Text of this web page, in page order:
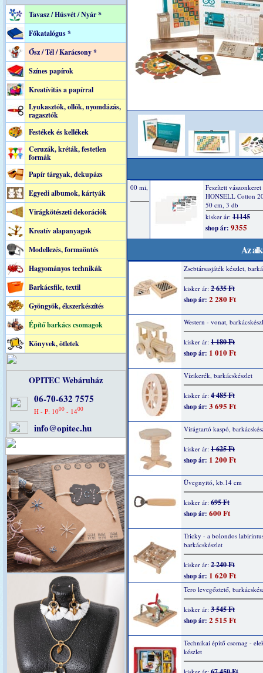
Tavasz / Húsvét / Nyár *
Főkatalógus *
Ősz / Tél / Karácsony *
Színes papírok
Kreatívitás a papírral
Lyukasztók, ollók, nyomdázás,
ragasztók
Festékek és kellékek
Ceruzák, kréták, festetlen
formák
Papír tárgyak, dekupázs
Egyedi albumok, kártyák
Virágkötészeti dekorációk
Kreatív alapanyagok
Modellezés, formaöntés
Hagyományos technikák
Barkácsfilc, textil
Gyöngyök, ékszerkészítés
Építő barkács csomagok
Könyvek, ötletek
OPITEC Webáruház
06-70-632 7575
H - P: 1000- 1400
info@opitec.hu
Az
Zsebtársasjáték készlet,
kisker ár: 2 635 Ft
shop ár: 2 280 Ft
Western - vonat,
kisker ár: 1 180 Ft
shop ár: 1 010 Ft
Vízikerék, barkácskészlet
kisker ár: 4 485 Ft
shop ár: 3 695 Ft
Virágtartó kaspó,
kisker ár: 1 625 Ft
shop ár: 1 200 Ft
Üvegnyitó, kb.14 cm
kisker ár: 695 Ft
shop ár: 600 Ft
Tricky - a bolondos
barkácskészlet
kisker ár: 2 240 Ft
shop ár: 1 620 Ft
Tero levegőztető,
kisker ár: 3 545 Ft
shop ár: 2 515 Ft
Technikai építő csomag -
készlet